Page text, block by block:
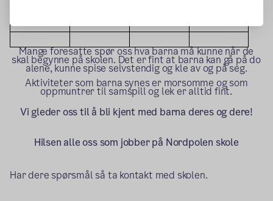
Mange foresatte spør oss hva barna må kunne når de
skal begynne på skolen. Det er fint at barna kan gå på do
alene, kunne spise selvstendig og kle av og på seg.
Aktiviteter som barna synes er morsomme og som
oppmuntrer til samspill og lek er alltid fint.
Vi gleder oss til å bli kjent med barna deres og dere!
Hilsen alle oss som jobber på Nordpolen skole
Har dere spørsmål så ta kontakt med skolen.